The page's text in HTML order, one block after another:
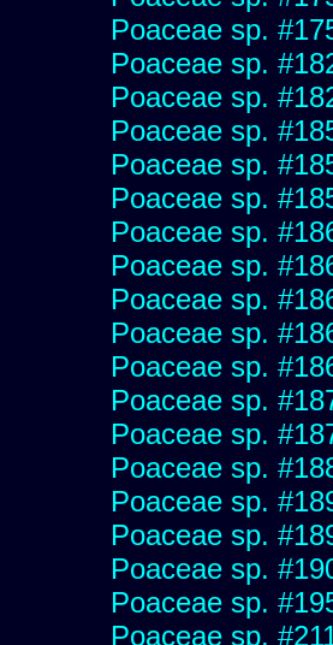
Poaceae sp.
Poaceae sp.
Poaceae sp.
Poaceae sp.
Poaceae sp.
Poaceae sp.
Poaceae sp.
Poaceae sp.
Poaceae sp.
Poaceae sp.
Poaceae sp.
Poaceae sp.
Poaceae sp.
Poaceae sp.
Poaceae sp.
Poaceae sp.
Poaceae sp.
Poaceae sp.
Poaceae sp.